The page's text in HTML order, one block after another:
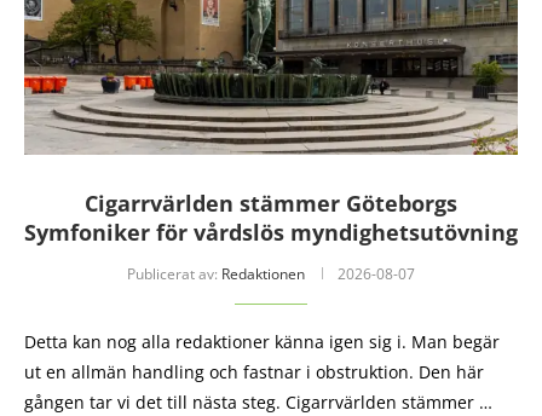
Cigarrvärlden stämmer Göteborgs
Symfoniker för vårdslös myndighetsutövning
Publicerat av: Redaktionen 2026-08-07
Detta kan nog alla redaktioner känna igen sig i. Man begär
ut en allmän handling och fastnar i obstruktion. Den här
gången tar vi det till nästa steg. Cigarrvärlden stämmer …